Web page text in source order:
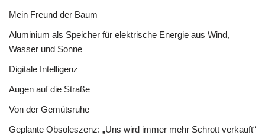
Mein Freund der Baum
Aluminium als Speicher für elektrische Energie aus Wind,
Wasser und Sonne
Digitale Intelligenz
Augen auf die Straße
Von der Gemütsruhe
Geplante Obsoleszenz: „Uns wird immer mehr Schrott verkauft“